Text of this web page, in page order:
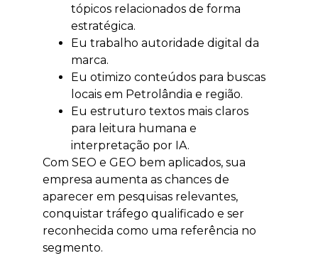
tópicos relacionados de forma
estratégica.
Eu trabalho autoridade digital da
marca.
Eu otimizo conteúdos para buscas
locais em Petrolândia e região.
Eu estruturo textos mais claros
para leitura humana e
interpretação por IA.
Com SEO e GEO bem aplicados, sua
empresa aumenta as chances de
aparecer em pesquisas relevantes,
conquistar tráfego qualificado e ser
reconhecida como uma referência no
segmento.